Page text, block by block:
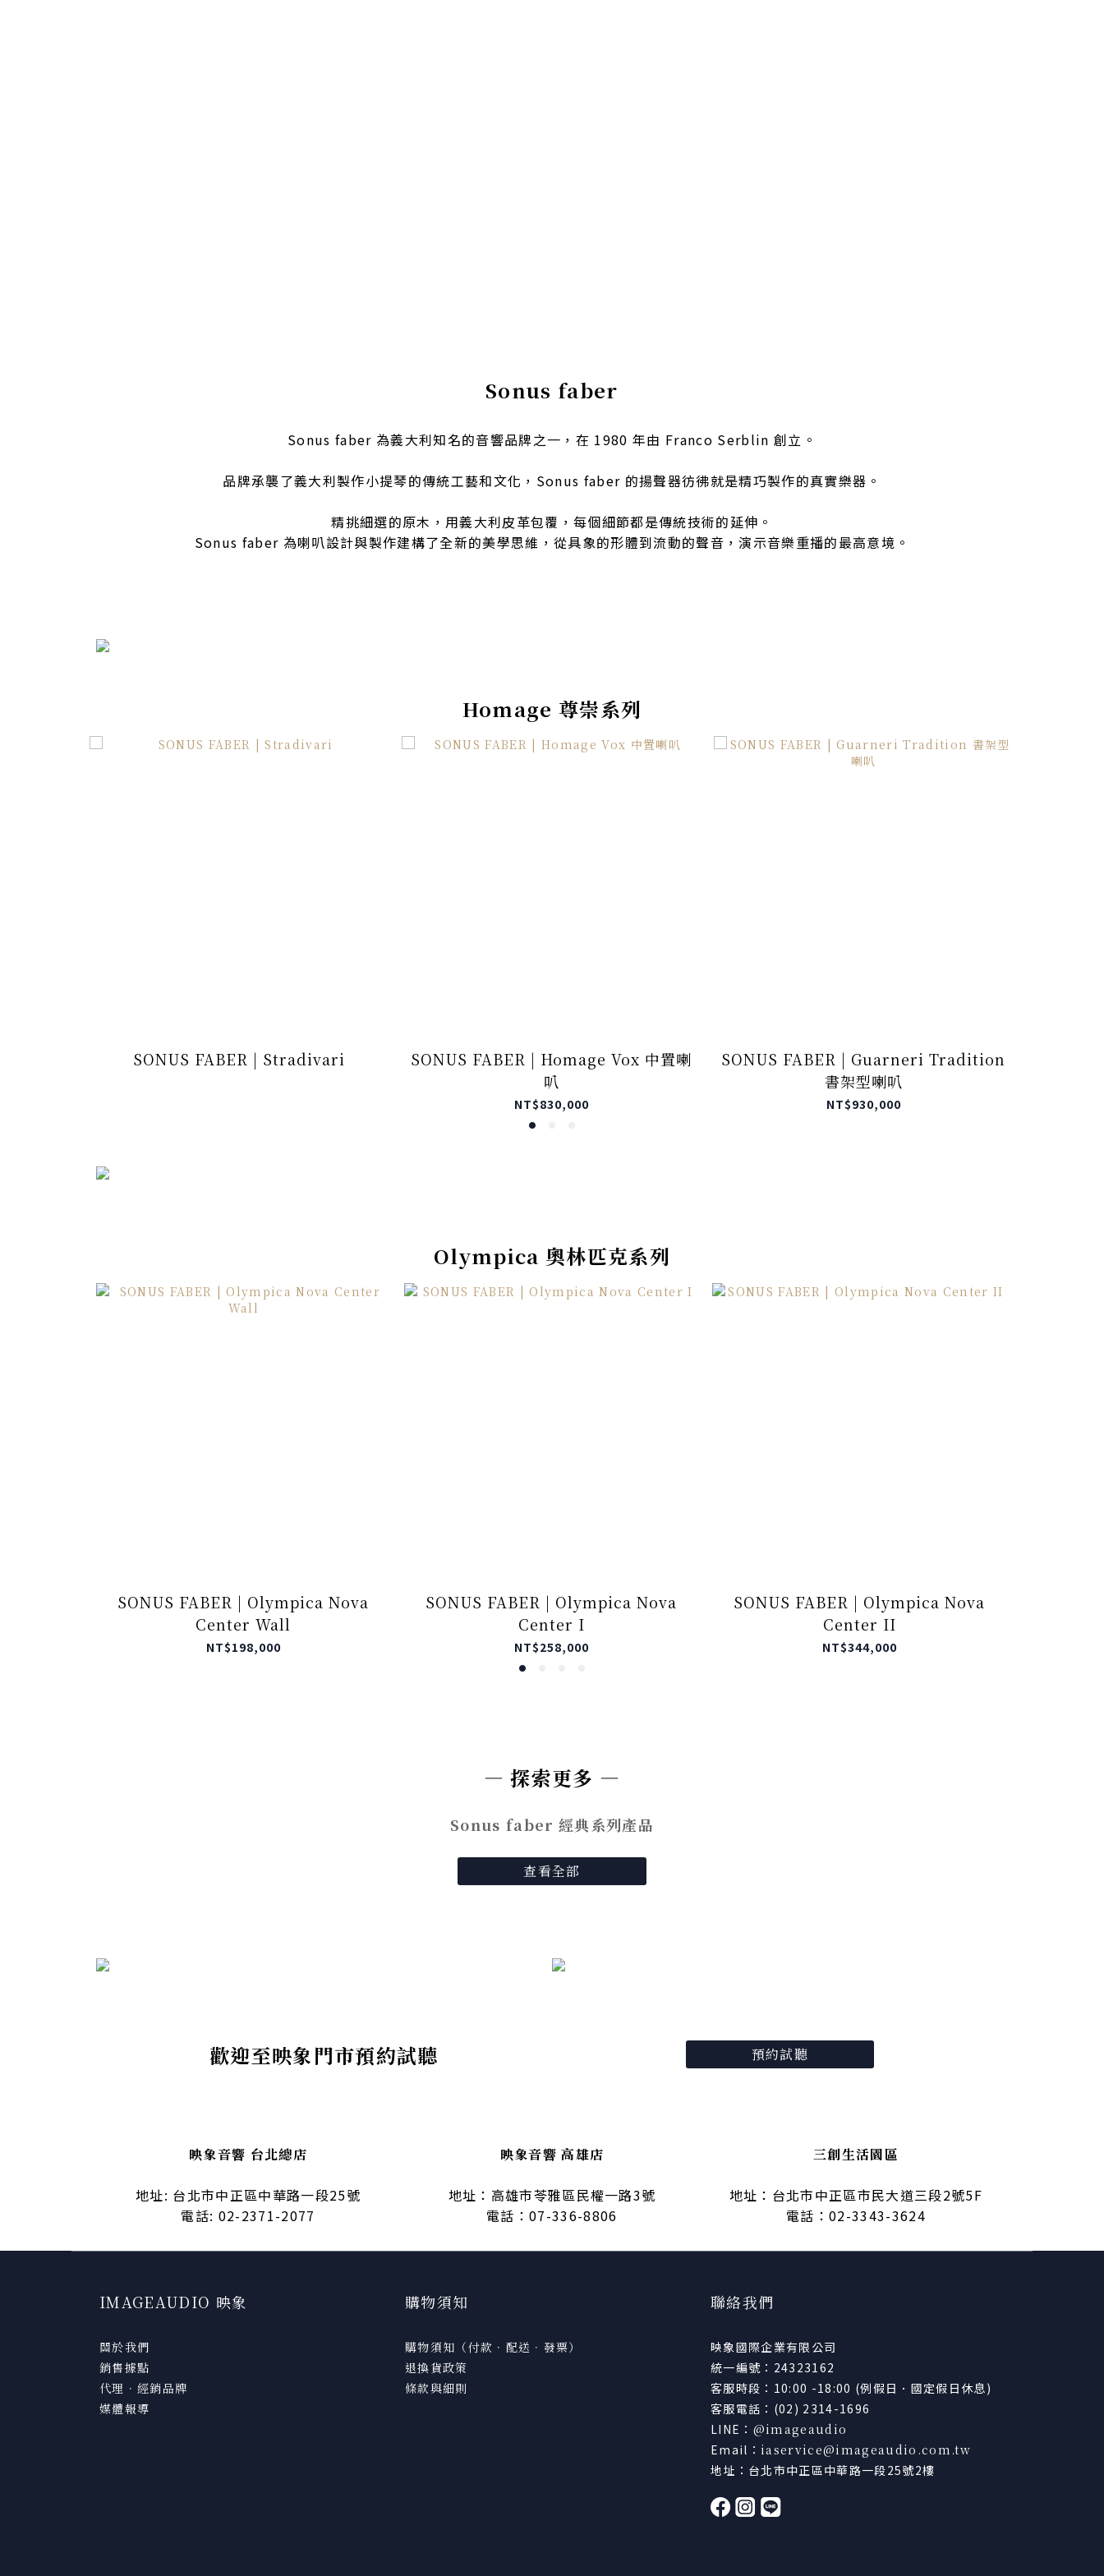
Sonus faber
Sonus faber 為義大利知名的音響品牌之一，在 1980 年由 Franco Serblin 創立。
品牌承襲了義大利製作小提琴的傳統工藝和文化，Sonus faber 的揚聲器彷彿就是精巧製作的真實樂器。
精挑細選的原木，用義大利皮革包覆，每個細節都是傳統技術的延伸。
Sonus faber 為喇叭設計與製作建構了全新的美學思維，從具象的形體到流動的聲音，演示音樂重播的最高意境。
Homage 尊崇系列
SONUS FABER | Stradivari
SONUS FABER | Homage Vox 中置喇
叭
NT$830,000
SONUS FABER | Guarneri Tradition
書架型喇叭
NT$930,000
Olympica 奧林匹克系列
SONUS FABER | Olympica Nova
Center Wall
NT$198,000
SONUS FABER | Olympica Nova
Center I
NT$258,000
SONUS FABER | Olympica Nova
Center II
NT$344,000
— 探索更多 —
Sonus faber 經典系列產品
查看全部
歡迎至映象門市預約試聽 預約試聽
映象音響 台北總店
地址: 台北市中正區中華路一段25號
電話: 02-2371-2077
映象音響 高雄店
地址：高雄市苓雅區民權一路3號
電話：07-336-8806
三創生活園區
地址：台北市中正區市民大道三段2號5F
電話：02-3343-3624
IMAGEAUDIO 映象
關於我們
銷售據點
代理．經銷品牌
媒體報導
購物須知
購物須知（付款．配送．發票）
退換貨政策
條款與細則
聯絡我們
映象國際企業有限公司
統一編號：24323162
客服時段：10:00 -18:00 (例假日．國定假日休息)
客服電話：(02) 2314-1696
LINE： @imageaudio
Email： iaservice@imageaudio.com.tw
地址：台北市中正區中華路一段25號2樓